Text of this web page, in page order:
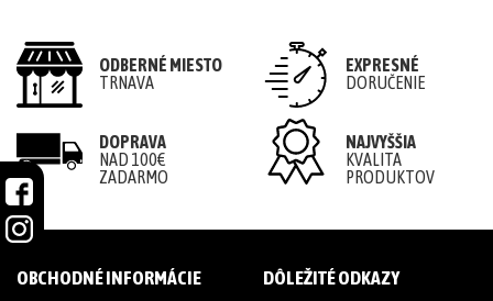
ODBERNÉ MIESTO
TRNAVA
EXPRESNÉ
DORUČENIE
DOPRAVA
NAD 100€
ZADARMO
NAJVYŠŠIA
KVALITA
PRODUKTOV
OBCHODNÉ INFORMÁCIE DÔLEŽITÉ ODKAZY